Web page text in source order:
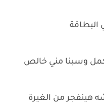
وسبنا مني خالص
هينفجر من الغيرة